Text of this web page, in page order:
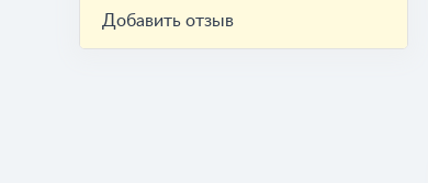
Добавить отзыв